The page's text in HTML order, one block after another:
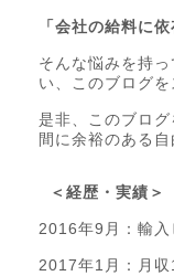
「会社の給料に
そんな悩みを持
い、このブログを
是非、このブロ
間に余裕のある
＜経歴・実績＞
2016年9月：輸入
2017年1月：月収